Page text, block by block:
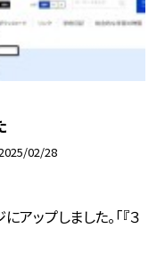
02/28
ップしました。「『３